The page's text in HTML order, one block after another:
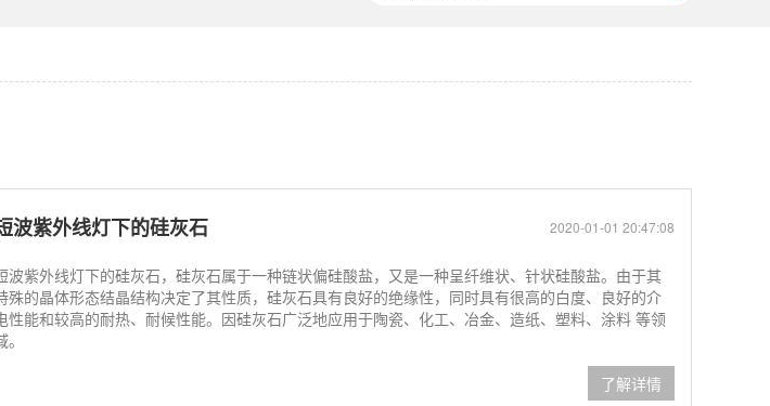
2020-01-01 20:47:08
波紫外线灯下的硅灰石
波紫外线灯下的硅灰石，硅灰石属于一种链状偏硅酸盐，又是一种呈纤维状、针状硅酸盐。由于其
殊的晶体形态结晶结构决定了其性质，硅灰石具有良好的绝缘性，同时具有很高的白度、良好的介
性能和较高的耐热、耐候性能。因硅灰石广泛地应用于陶瓷、化工、冶金、造纸、塑料、涂料 等领
。
了解详情